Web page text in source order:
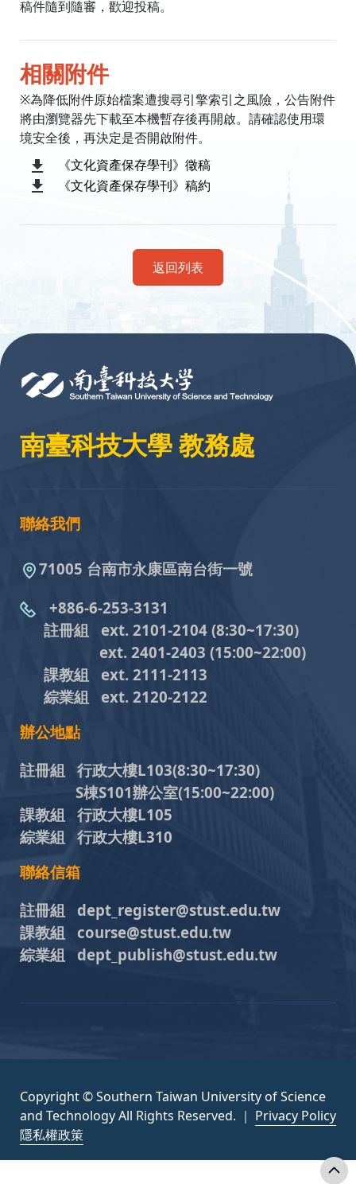
稿件隨到隨審，歡迎投稿。
相關附件
※為降低附件原始檔案遭搜尋引擎索引之風險，公告附件
將由瀏覽器先下載至本機暫存後再開啟。請確認使用環
境安全後，再決定是否開啟附件。
《文化資產保存學刊》徵稿
《文化資產保存學刊》稿約
返回列表
南臺科技大學 教務處
聯絡我們
71005 台南市永康區南台街一號
+886-6-253-3131
註冊組 ext. 2101-2104 (8:30~17:30)
ext. 2401-2403 (15:00~22:00)
課教組 ext. 2111-2113
綜業組
ext. 2120-2122
辦公地點
註冊組 行政大樓L103(8:30~17:30)
S棟S101辦公室(15:00~22:00)
課教組 行政大樓L105
綜業組 行政大樓L310
聯絡信箱
註冊組 dept_register@stust.edu.tw
課教組 course@stust.edu.tw
綜業組 dept_publish@stust.edu.tw
Copyright © Southern Taiwan University of Science
and Technology All Rights Reserved. ｜ Privacy Policy
隱私權政策